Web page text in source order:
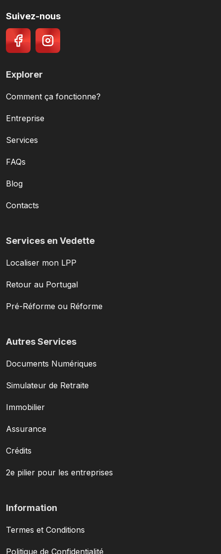
Suivez-nous
Explorer
Comment ça fonctionne?
Entreprise
Services
FAQs
Blog
Contacts
Services en Vedette
Localiser mon LPP
Retour au Portugal
Pré-Réforme ou Réforme
Autres Services
Documents Numériques
Simulateur de Retraite
Immobilier
Assurance
Crédits
2e pilier pour les entreprises
Information
Termes et Conditions
Politique de Confidentialité